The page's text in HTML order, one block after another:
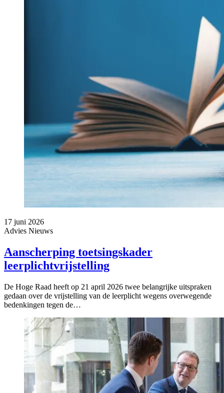
17 juni 2026
Advies Nieuws
Aanscherping toetsingskader
leerplichtvrijstelling
De Hoge Raad heeft op 21 april 2026 twee belangrijke uitspraken
gedaan over de vrijstelling van de leerplicht wegens overwegende
bedenkingen tegen de…